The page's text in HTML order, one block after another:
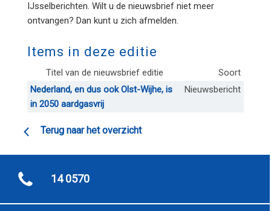
IJsselberichten. Wilt u de nieuwsbrief niet meer
ontvangen? Dan kunt u zich afmelden.
Items in deze editie
Titel van de nieuwsbrief editie
Soort
Nederland, en dus ook Olst-Wijhe, is
in 2050 aardgasvrij
Nieuwsbericht
Terug naar het overzicht
14 0570